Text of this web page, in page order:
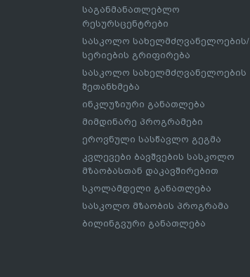
საგანმანათლებლო
რესურსცენტრები
სასკოლო სახელმძღვანელოების/
სერიების გრიფირება
სასკოლო სახელმძღვანელოების
შეთანხმება
ინკლუზიური განათლება
მიმდინარე პროგრამები
ეროვნული სასწავლო გეგმა
კვლევები ბავშვების სასკოლო
მზაობასთან დაკავშირებით
სკოლამდელი განათლება
სასკოლო მზაობის პროგრამა
ბილინგვური განათლება